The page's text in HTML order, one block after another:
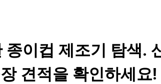
이컵 제조기 탐색.
견적을 확인하세요!